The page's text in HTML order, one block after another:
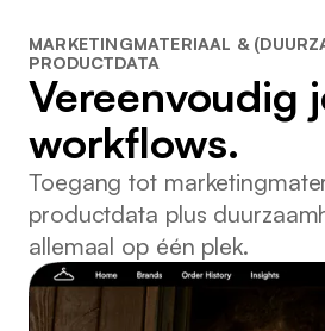
MARKETINGMATERIAAL &
PRODUCTDATA
Vereenvoudig
workflows.
Toegang tot
productdata plus
allemaal op één plek.